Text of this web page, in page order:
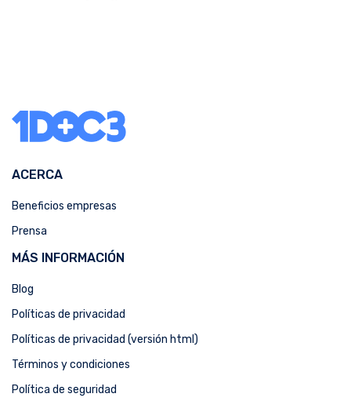
ACERCA
Beneficios empresas
Prensa
MÁS INFORMACIÓN
Blog
Políticas de privacidad
Políticas de privacidad (versión html)
Términos y condiciones
Política de seguridad